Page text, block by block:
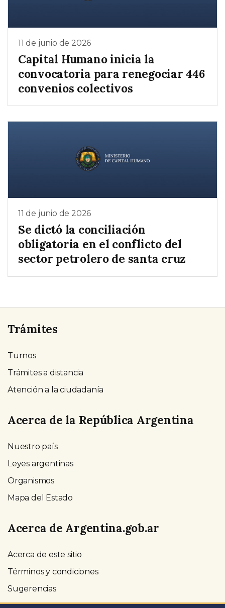
11 de junio de 2026
Capital Humano inicia la
convocatoria para renegociar 446
convenios colectivos
11 de junio de 2026
Se dictó la conciliación
obligatoria en el conflicto del
sector petrolero de santa cruz
Trámites
Turnos
Trámites a distancia
Atención a la ciudadanía
Acerca de la República Argentina
Nuestro país
Leyes argentinas
Organismos
Mapa del Estado
Acerca de Argentina.gob.ar
Acerca de este sitio
Términos y condiciones
Sugerencias